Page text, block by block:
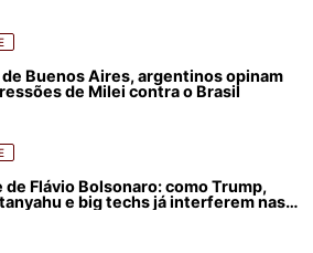
de Buenos Aires, argentinos opinam
de Milei contra o Brasil
de Flávio Bolsonaro: como Trump,
e big techs já interferem nas